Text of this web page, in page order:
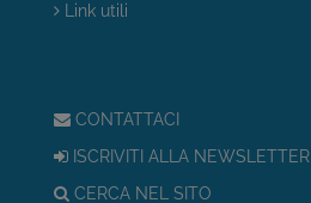
Link utili
CONTATTACI
ISCRIVITI ALLA NEWSLETTER
CERCA NEL SITO